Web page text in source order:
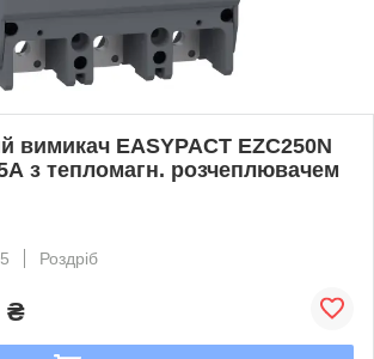
вимикач EASYPACT EZC250N
з тепломагн. розчеплювачем
Роздріб
₴